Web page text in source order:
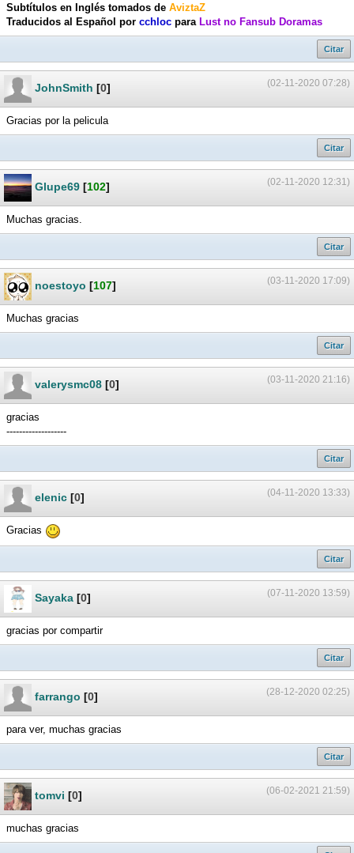
Subtítulos en Inglés tomados de AviztaZ
Traducidos al Español por cchloc para Lust no Fansub Doramas
Citar
(02-11-2020 07:28)
JohnSmith [0]
Gracias por la pelicula
Citar
(02-11-2020 12:31)
Glupe69 [102]
Muchas gracias.
Citar
(03-11-2020 17:09)
noestoyo [107]
Muchas gracias
Citar
(03-11-2020 21:16)
valerysmc08 [0]
gracias
-------------------
Citar
(04-11-2020 13:33)
elenic [0]
Gracias
Citar
(07-11-2020 13:59)
Sayaka [0]
gracias por compartir
Citar
(28-12-2020 02:25)
farrango [0]
para ver, muchas gracias
Citar
(06-02-2021 21:59)
tomvi [0]
muchas gracias